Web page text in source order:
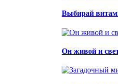
Выбирай
Он живой и